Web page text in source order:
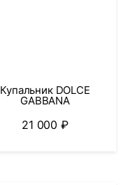
Купальник DOLCE
GABBANA
21 000₽